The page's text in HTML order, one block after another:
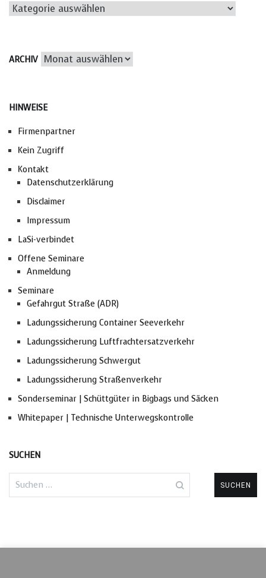
Kategorien
ARCHIV Archiv
HINWEISE
Firmenpartner
Kein Zugriff
Kontakt
Datenschutzerklärung
Disclaimer
Impressum
LaSi-verbindet
Offene Seminare
Anmeldung
Seminare
Gefahrgut Straße (ADR)
Ladungssicherung Container Seeverkehr
Ladungssicherung Luftfrachtersatzverkehr
Ladungssicherung Schwergut
Ladungssicherung Straßenverkehr
Sonderseminar | Schüttgüter in Bigbags und Säcken
Whitepaper | Technische Unterwegskontrolle
SUCHEN
Suchen
nach: